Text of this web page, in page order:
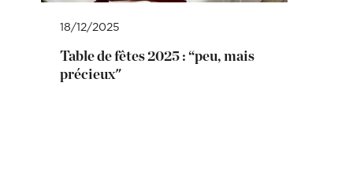
18/12/2025
Table de fêtes 2025 : “peu, mais
précieux"